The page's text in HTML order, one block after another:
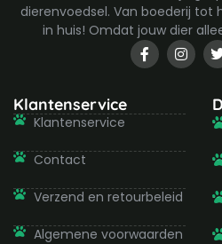
dierenvoedsel. Van boederij tot
in huis! Omdat jouw dier
F
a
c
o
-
I
n
s
g
m
i
t
r
Klantenservice
Klantenservice
Contact
Verzend en retourbeleid
Algemene voorwaarden